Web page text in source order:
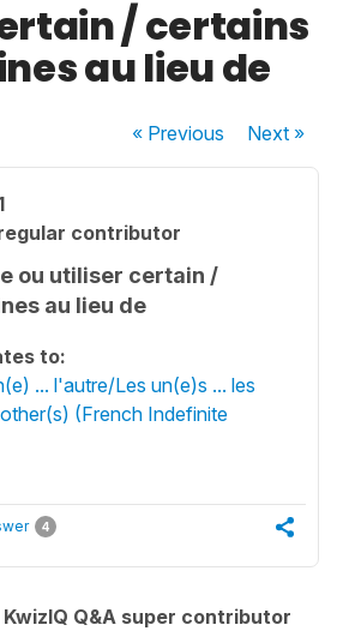
/ certains
au lieu de
« Previous Next»
contributor
ou utiliser certain /
au lieu de
to:
... l'autre/Les un(e)s ... les
(French Indefinite
4
KwizIQ Q&A super contributor